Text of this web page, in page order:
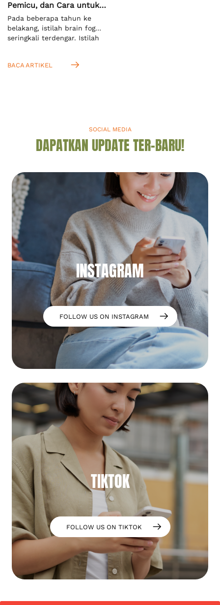
Pemicu, dan Cara untuk
Mengatasinya
Pada beberapa tahun ke
belakang, istilah brain fog
seringkali terdengar. Istilah
untuk memusatkan fokus
Anda akan mengenalnya
dalam bahasa Indonesia.
BACA ARTIKEL
SOCIAL MEDIA
DAPATKAN UPDATE TER-BARU!
INSTAGRAM
FOLLOW US ON INSTAGRAM
TIKTOK
FOLLOW US ON TIKTOK